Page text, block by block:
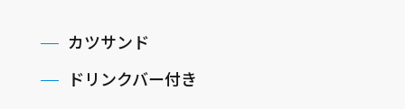
カツサンド
ドリンクバー付き